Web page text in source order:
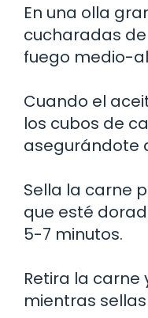
En una olla
cucharadas
fuego medio-
Cuando el
los cubos de
asegurándote
Sella la carne
que esté
5-7 minutos.
Retira la
mientras